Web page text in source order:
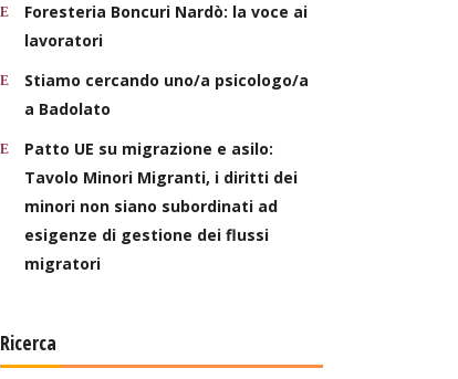
Foresteria Boncuri Nardò: la voce ai
lavoratori
Stiamo cercando uno/a psicologo/a
a Badolato
Patto UE su migrazione e asilo:
Tavolo Minori Migranti, i diritti dei
minori non siano subordinati ad
esigenze di gestione dei flussi
migratori
Ricerca